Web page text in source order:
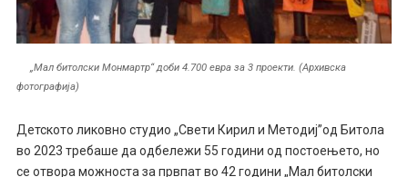
„Мал битолски Монмартр“ доби 4.700 евра за 3 проекти. (Архивска
фотографија)
Детското ликовно студио „Свети Кирил и Методиј”од Битола
во 2023 требаше да одбележи 55 години од постоењето, но
се отвора можноста за првпат во 42 години „Мал битолски